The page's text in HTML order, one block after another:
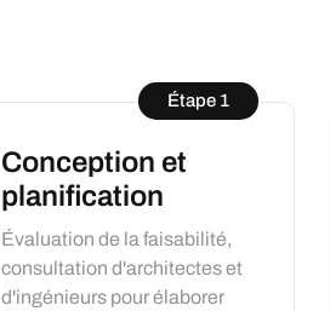
Étape 1
Conception et
planification
Évaluation de la faisabilité,
consultation d'architectes et
d'ingénieurs pour élaborer